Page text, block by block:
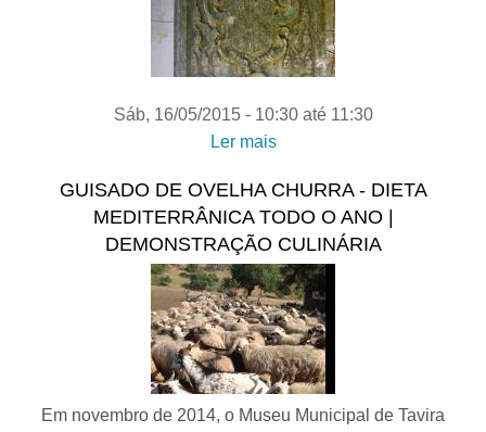
Sáb, 16/05/2015 - 10:30até 11:30
Ler mais
HERÁLDICO TAVIRENSE
- Passeios na História de
Tavira
GUISADO DE OVELHA CHURRA - DIETA
MEDITERRÂNICA TODO O ANO |
DEMONSTRAÇÃO CULINÁRIA
Em novembro de 2014, o Museu Municipal de Tavira